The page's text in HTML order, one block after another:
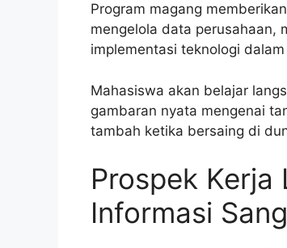
Program magang
mengelola data perusahaan,
implementasi teknologi
Mahasiswa akan belajar
gambaran nyata mengenai
tambah ketika bersaing di
Prospek Kerja
Informasi